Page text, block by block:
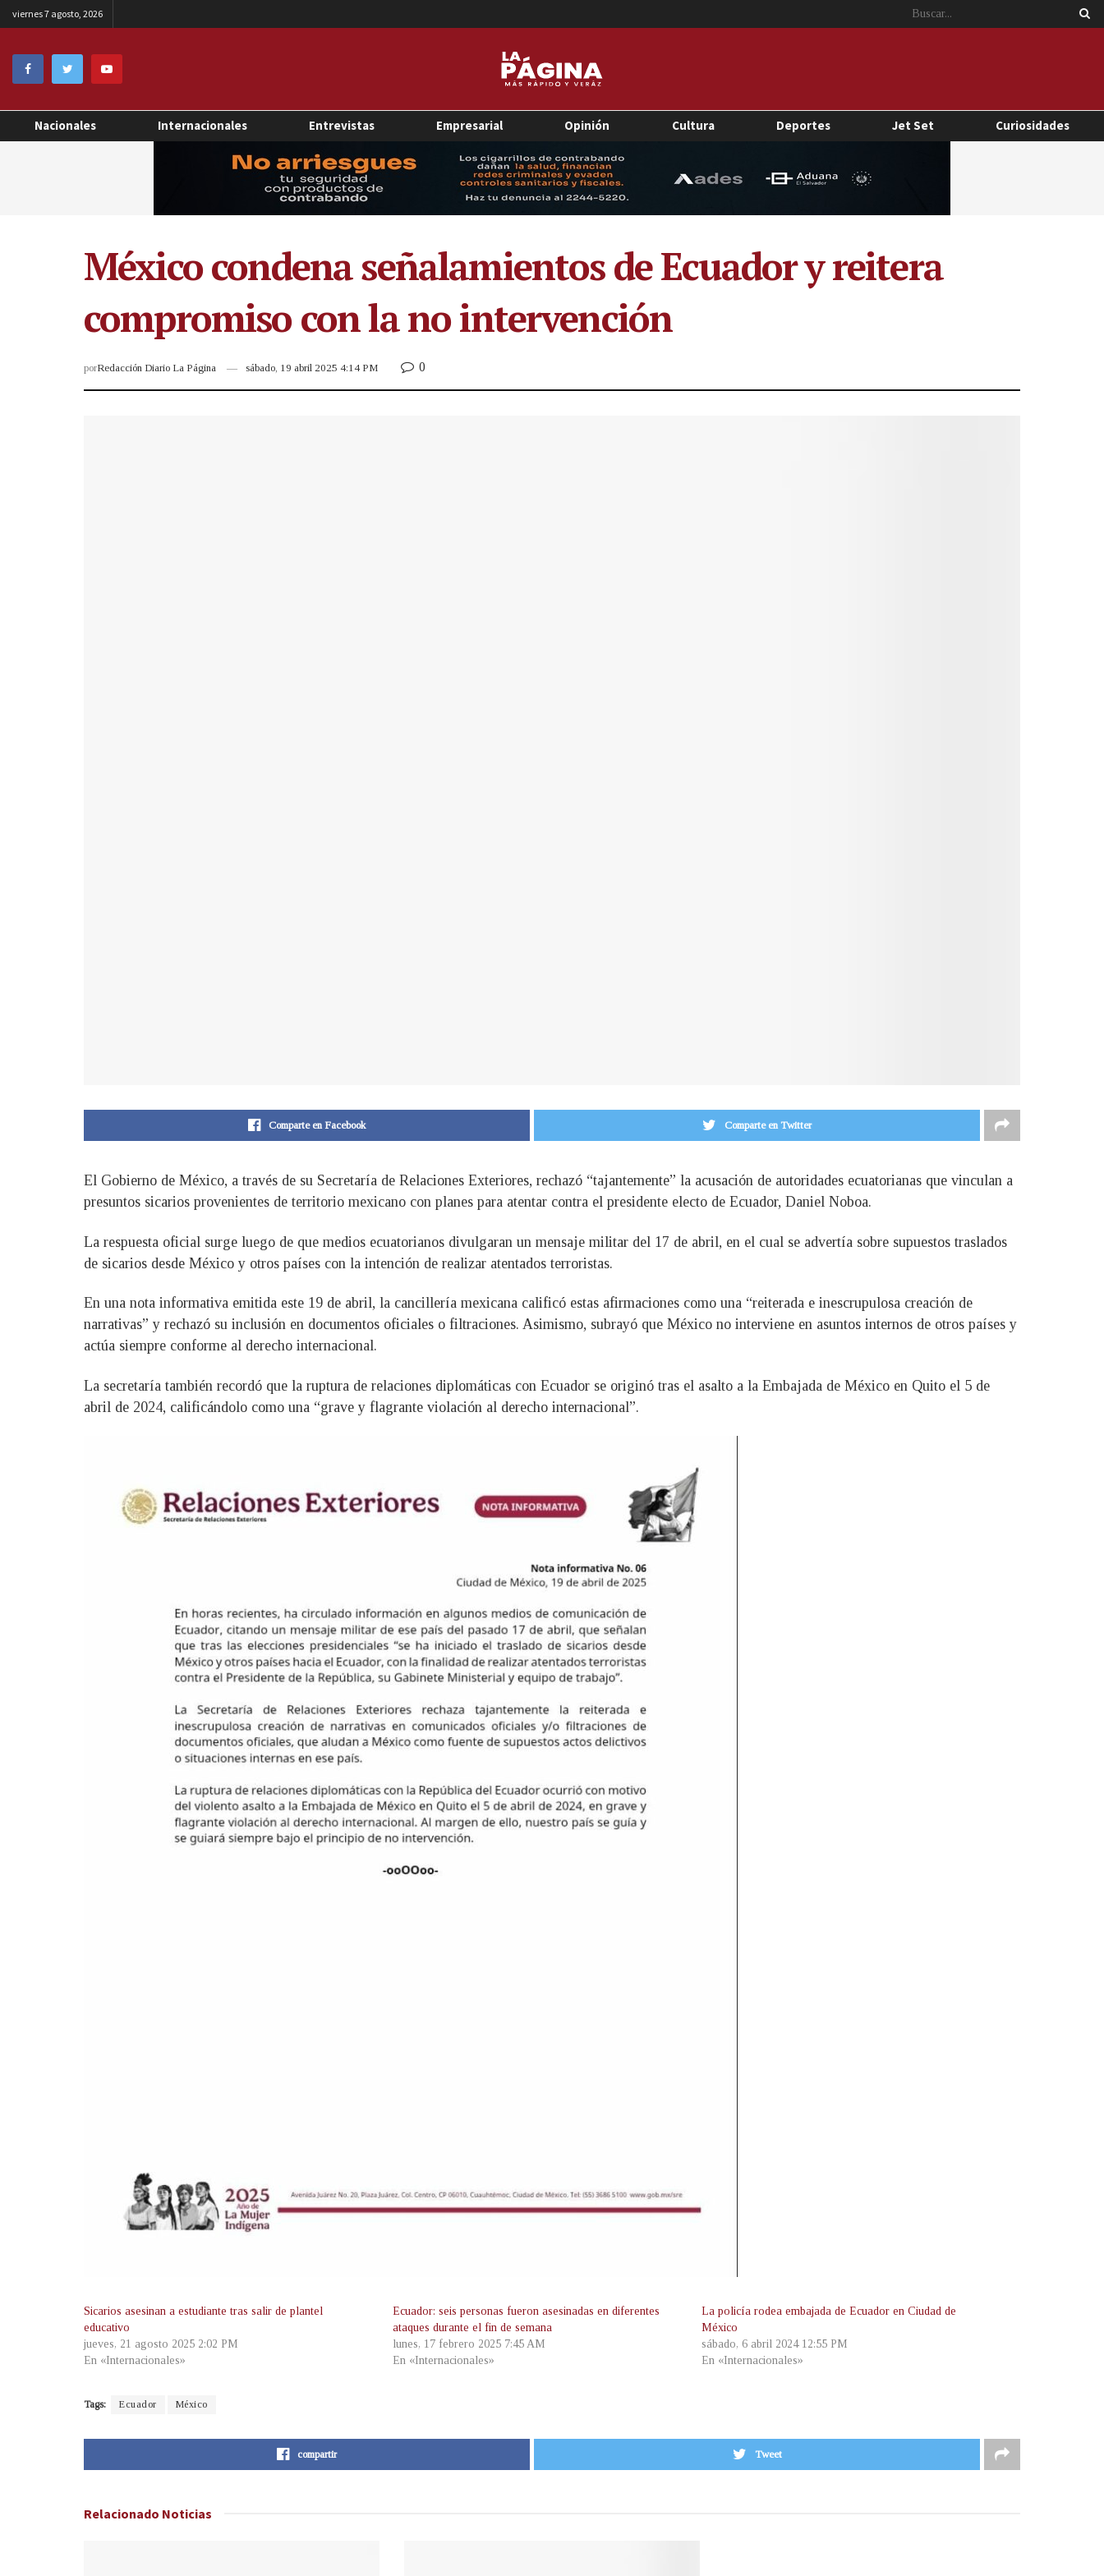
viernes 7 agosto, 2026
Nacionales Internacionales Entrevistas Empresarial Opinión Cultura Deportes Jet Set Curiosidades
México condena señalamientos de Ecuador y reitera
compromiso con la no intervención
porRedacción Diario La Página sábado, 19 abril 2025 4:14 PM 0
Comparte en Facebook Comparte en Twitter
El Gobierno de México, a través de su Secretaría de Relaciones Exteriores, rechazó “tajantemente” la acusación de autoridades ecuatorianas que vinculan a
presuntos sicarios provenientes de territorio mexicano con planes para atentar contra el presidente electo de Ecuador, Daniel Noboa.
La respuesta oficial surge luego de que medios ecuatorianos divulgaran un mensaje militar del 17 de abril, en el cual se advertía sobre supuestos traslados
de sicarios desde México y otros países con la intención de realizar atentados terroristas.
En una nota informativa emitida este 19 de abril, la cancillería mexicana calificó estas afirmaciones como una “reiterada e inescrupulosa creación de
narrativas” y rechazó su inclusión en documentos oficiales o filtraciones. Asimismo, subrayó que México no interviene en asuntos internos de otros países y
actúa siempre conforme al derecho internacional.
La secretaría también recordó que la ruptura de relaciones diplomáticas con Ecuador se originó tras el asalto a la Embajada de México en Quito el 5 de
abril de 2024, calificándolo como una “grave y flagrante violación al derecho internacional”.
Sicarios asesinan a estudiante tras salir de plantel
educativo
jueves, 21 agosto 2025 2:02 PM
En «Internacionales»
Ecuador: seis personas fueron asesinadas en diferentes
ataques durante el fin de semana
lunes, 17 febrero 2025 7:45 AM
En «Internacionales»
La policía rodea embajada de Ecuador en Ciudad de
México
sábado, 6 abril 2024 12:55 PM
En «Internacionales»
Tags: Ecuador México
compartir Tweet
Relacionado Noticias